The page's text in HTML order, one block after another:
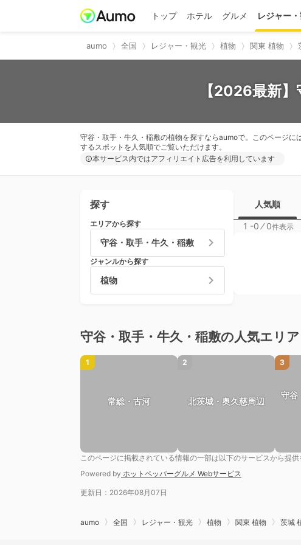
トップ ホテル グルメ レジャー
aumo 全国 レジャー・観光 植物 関東 植物
【2026最新
守谷・取手・牛久・稲敷の植物を探すならaumoで。このページ
するスポットを人気順でご覧いただけます。
本サービス内ではアフィリエイト広告を利用しています
探す
エリアから探す
守谷・取手・牛久・稲敷
ジャンルから探す
植物
人気順
1 -0 ⁄0件表示
守谷・取手・牛久・稲敷の人気エリア
1
常総・古河
2
北茨城・奥久慈周辺
3
守谷
このページに掲載されている情報の一部は以下のサービスから提供
Powered by ホットペッパーグルメ Webサービス
更新日：2026年08月07日
aumo 全国 レジャー・観光 植物 関東 植物 茨城